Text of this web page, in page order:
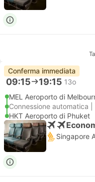
Conferma immediata
09:15 19:15 13o
MEL Aeroporto di
Connessione automatica |
HKT Aeroporto di Phuket
Singapore